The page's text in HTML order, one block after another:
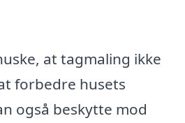
at tagmaling ikke
forbedre husets
også beskytte mod